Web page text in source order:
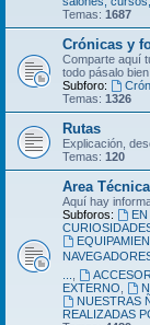
Temas: 1687
Crónicas y
Comparte aquí
todo pásalo
Subforo:
Temas: 1326
Rutas
Explicación,
Temas: 120
Area Técnica
Aquí hay
Subforos:
EXTERNO
NUESTRAS
REALIZADAS